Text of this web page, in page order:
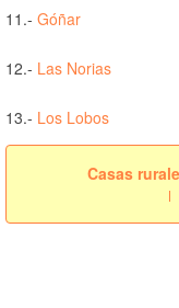
11.- Góñar
12.- Las Norias
13.- Los Lobos
Casas